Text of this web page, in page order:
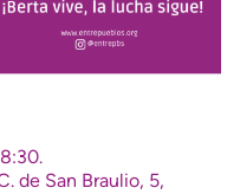
de San Braulio, 5,